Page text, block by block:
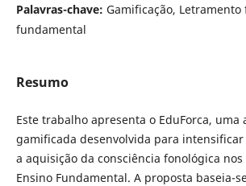
Palavras-chave: Gamificação, Letramento
fundamental
Resumo
Este trabalho apresenta o EduForca, uma
gamificada desenvolvida para
a aquisição da consciência fonológica
Ensino Fundamental. A proposta baseia-